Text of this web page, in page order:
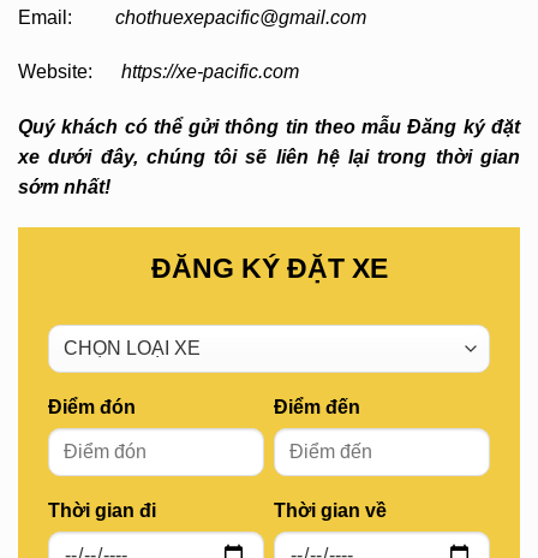
Email: chothuexepacific@gmail.com
Website: https://xe-pacific.com
Quý khách có thể gửi thông tin theo mẫu Đăng ký đặt
xe dưới đây, chúng tôi sẽ liên hệ lại trong thời gian
sớm nhất!
ĐĂNG KÝ ĐẶT XE
Điểm đón
Thời gian đi
Điểm đến
Thời gian về